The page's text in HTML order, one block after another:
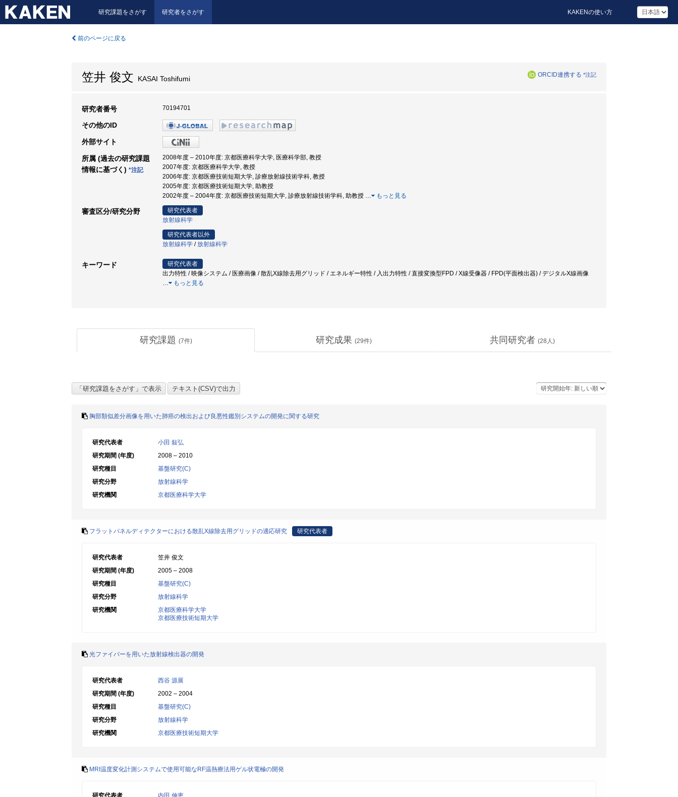
研究課題をさがす 研究者をさがす KAKENの使い方
前のページに戻る
笠井 俊文 KASAI Toshifumi ORCID連携する *注記
研究者番号 70194701
その他のID
外部サイト
所属 (過去の研究課題
情報に基づく) *注記
2008年度 – 2010年度: 京都医療科学大学, 医療科学部, 教授
2007年度: 京都医療科学大学, 教授
2006年度: 京都医療技術短期大学, 診療放射線技術学科, 教授
2005年度: 京都医療技術短期大学, 助教授
2002年度 – 2004年度: 京都医療技術短期大学, 診療放射線技術学科, 助教授 … もっと見る
審査区分/研究分野
研究代表者
放射線科学
研究代表者以外
放射線科学 /放射線科学
キーワード
研究代表者
出力特性 / 映像システム / 医療画像 / 散乱X線除去用グリッド / エネルギー特性 / 入出力特性 / 直接変換型FPD / X線受像器 / FPD(平面検出器) / デジタルX線画像
…
もっと見る
研究課題 (7件) 研究成果 (29件) 共同研究者 (28 人)
胸部類似差分画像を用いた肺癌の検出および良悪性鑑別システムの開発に関する研究
研究代表者
小田 敍弘
研究期間 (年度)
2008 – 2010
研究種目
基盤研究(C)
研究分野
放射線科学
研究機関
京都医療科学大学
フラットパネルディテクターにおける散乱X線除去用グリッドの適応研究 研究代表者
研究代表者
笠井 俊文
研究期間 (年度)
2005 – 2008
研究種目
基盤研究(C)
研究分野
放射線科学
研究機関
京都医療科学大学
京都医療技術短期大学
光ファイバーを用いた放射線検出器の開発
研究代表者
西谷 源展
研究期間 (年度)
2002 – 2004
研究種目
基盤研究(C)
研究分野
放射線科学
研究機関
京都医療技術短期大学
MRI温度変化計測システムで使用可能なRF温熱療法用ゲル状電極の開発
研究代表者
内田 伸恵